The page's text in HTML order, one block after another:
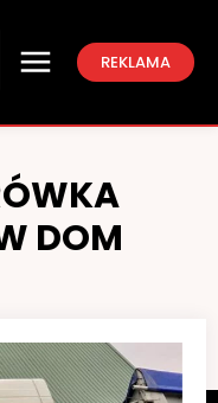
REKLAMA
DOM